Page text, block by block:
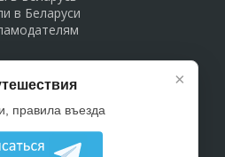
в Беларуси
×
правила въезда